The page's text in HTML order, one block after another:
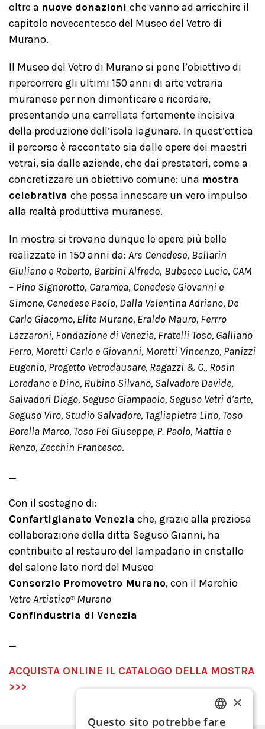
oltre a nuove donazioni che vanno ad arricchire il
capitolo novecentesco del Museo del Vetro di
Murano.
Il Museo del Vetro di Murano si pone l’obiettivo di
ripercorrere gli ultimi 150 anni di arte vetraria
muranese per non dimenticare e ricordare,
presentando una carrellata fortemente incisiva
della produzione dell’isola lagunare. In quest’ottica
il percorso è raccontato sia dalle opere dei maestri
vetrai, sia dalle aziende, che dai prestatori, come a
concretizzare un obiettivo comune: una mostra
celebrativa che possa innescare un vero impulso
alla realtà produttiva muranese.
In mostra si trovano dunque le opere più belle
realizzate in 150 anni da: Ars Cenedese, Ballarin
Giuliano e Roberto, Barbini Alfredo, Bubacco Lucio, CAM
– Pino Signorotto, Caramea, Cenedese Giovanni e
Simone, Cenedese Paolo, Dalla Valentina Adriano, De
Carlo Giacomo, Elite Murano, Eraldo Mauro, Ferrro
Lazzaroni, Fondazione di Venezia, Fratelli Toso, Galliano
Ferro, Moretti Carlo e Giovanni, Moretti Vincenzo, Panizzi
Eugenio, Progetto Vetrodausare, Ragazzi & C., Rosin
Loredano e Dino, Rubino Silvano, Salvadore Davide,
Salvadori Diego, Seguso Giampaolo, Seguso Vetri d’arte,
Seguso Viro, Studio Salvadore, Tagliapietra Lino, Toso
Borella Marco, Toso Fei Giuseppe, P. Paolo, Mattia e
Renzo, Zecchin Francesco.
_
Con il sostegno di:
Confartigianato Venezia che, grazie alla preziosa
collaborazione della ditta Seguso Gianni, ha
contribuito al restauro del lampadario in cristallo
del salone lato nord del Museo
Consorzio Promovetro Murano, con il Marchio
Vetro Artistico® Murano
Confindustria di Venezia
_
ACQUISTA ONLINE IL CATALOGO DELLA MOSTRA
>>>
ITALIAN
×
Questo sito potrebbe fare